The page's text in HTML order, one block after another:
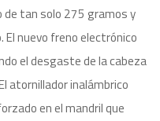
de tan solo 275 gramos y
El nuevo freno electrónico
el desgaste de la cabeza
atornillador inalámbrico
en el mandril que